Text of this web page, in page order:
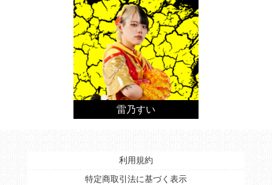
雷乃すい
利用規約
特定商取引法に基づく表示